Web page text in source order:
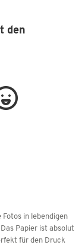
den
in lebendigen
Papier ist absolut
für den Druck